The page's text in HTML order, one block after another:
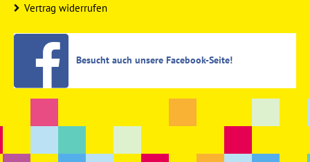
Vertrag widerrufen
Besucht auch unsere Facebook-Seite!